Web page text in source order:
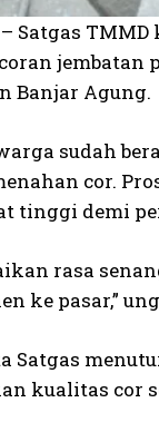
Satgas
jembatan
Banjar Agung.
sudah
cor.
tinggi demi
rasa
ke pasar,”
Satgas
kualitas cor